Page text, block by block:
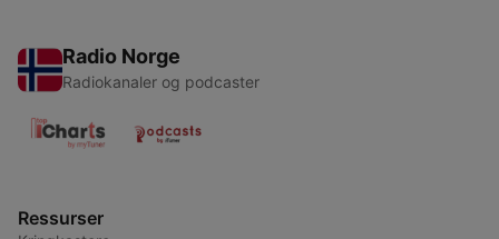
Radio Norge
Radiokanaler og podcaster
Ressurser